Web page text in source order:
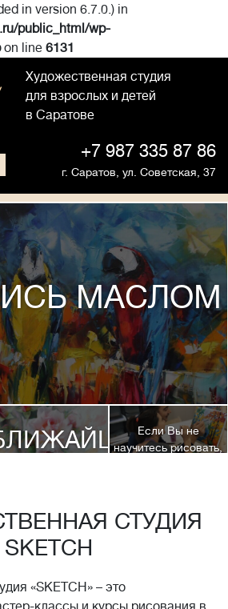
in version 6.7.0.) in
public_html/wp-
on line 6131
Художественная студия
для взрослых и детей
в Саратове
+7 987 335 87 86
г. Саратов, ул. Советская, 37
МАСЛОМ
Если Вы не
научитесь рисовать,
стоимость обучения!*
СТУДИЯ
SKETCH
«SKETCH» – это